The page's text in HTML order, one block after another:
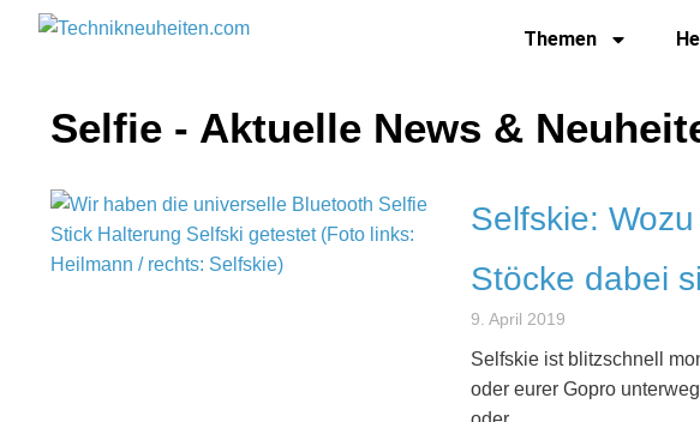
Themen
Selfie - Aktuelle News &
Selfskie:
Stöcke dabei
9. April 2019
Selfskie ist blitzschnell
oder eurer Gopro